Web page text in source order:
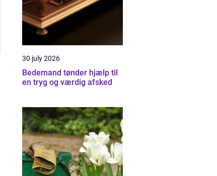
30 july 2026
Bedemand tønder hjælp til
en tryg og værdig afsked